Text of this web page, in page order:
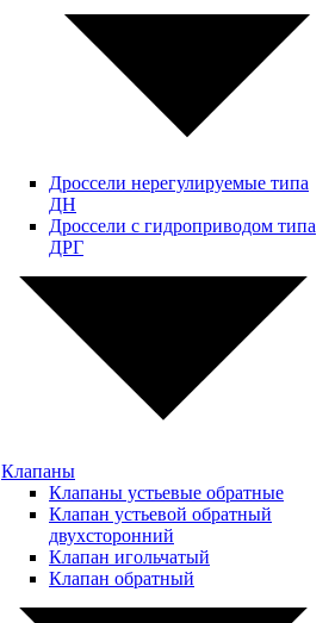
Дроссели нерегулируемые типа
ДН
Дроссели с гидроприводом типа
ДРГ
Клапаны
Клапаны устьевые обратные
Клапан устьевой обратный
двухсторонний
Клапан игольчатый
Клапан обратный